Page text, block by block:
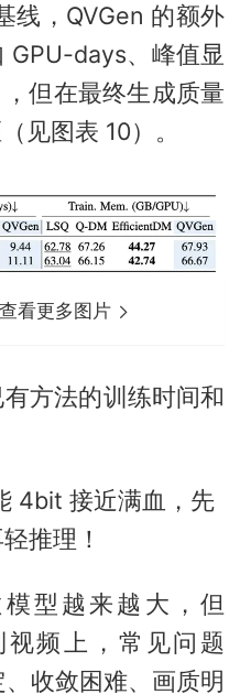
线，QVGen 的额外
GPU-days、峰值显
但在最终生成质量
见图表 10）。
看更多图片
方法的训练时间和
4bit 接近满血，先
推理！
型越来越大，但
频上，常见问题
收敛困难、画质明